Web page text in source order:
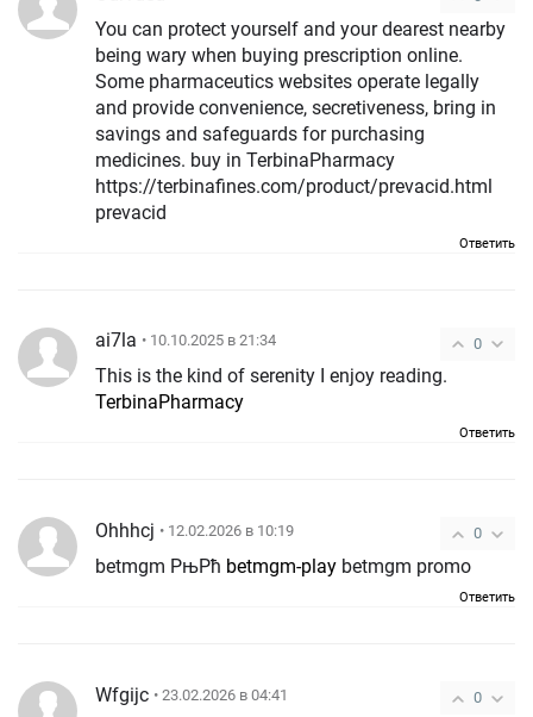
You can protect yourself and your dearest nearby
being wary when buying prescription online.
Some pharmaceutics websites operate legally
and provide convenience, secretiveness, bring in
savings and safeguards for purchasing
medicines. buy in TerbinaPharmacy
https://terbinafines.com/product/prevacid.html
prevacid
Ответить
0
ai7la • 10.10.2025 в 21:34
This is the kind of serenity I enjoy reading.
TerbinaPharmacy
Ответить
0
Ohhhcj • 12.02.2026 в 10:19
betmgm РњРћ betmgm-play betmgm promo
Ответить
0
Wfgijc • 23.02.2026 в 04:41